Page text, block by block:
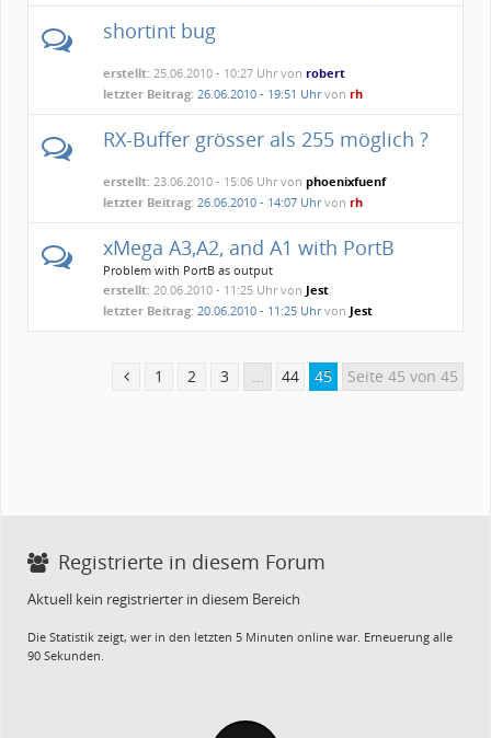
shortint bug
erstellt:25.06.2010 - 10:27 Uhr von robert
letzter Beitrag: 26.06.2010 - 19:51 Uhrvon rh
RX-Buffer grösser als 255 möglich ?
erstellt:23.06.2010 - 15:06 Uhr von phoenixfuenf
letzter Beitrag: 26.06.2010 - 14:07 Uhrvon rh
xMega A3,A2, and A1 with PortB
Problem with PortB as output
erstellt:20.06.2010 - 11:25 Uhr von Jest
letzter Beitrag: 20.06.2010 - 11:25 Uhrvon Jest
1 2 3 … 44 45 Seite 45 von 45
Registrierte in diesem Forum
Aktuell kein registrierter in diesem Bereich
Die Statistik zeigt, wer in den letzten 5 Minuten online war. Erneuerung alle
90 Sekunden.